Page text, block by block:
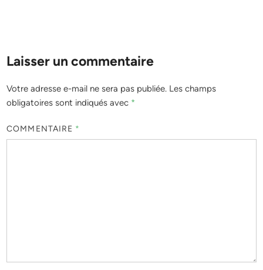
Laisser un commentaire
Votre adresse e-mail ne sera pas publiée. Les champs
obligatoires sont indiqués avec *
COMMENTAIRE *